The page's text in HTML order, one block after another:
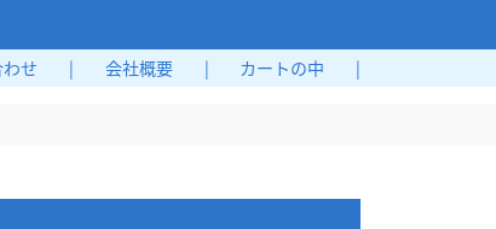
せ | 会社概要 | カートの中 |